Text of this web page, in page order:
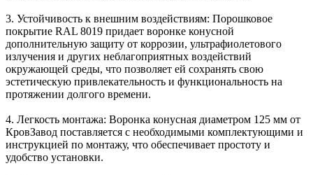
3. Устойчивость к внешним воздействиям: Порошковое
покрытие RAL 8019 придает воронке конусной
дополнительную защиту от коррозии, ультрафиолетового
излучения и других неблагоприятных воздействий
окружающей среды, что позволяет ей сохранять свою
эстетическую привлекательность и функциональность на
протяжении долгого времени.
4. Легкость монтажа: Воронка конусная диаметром 125 мм от
КровЗавод поставляется с необходимыми комплектующими и
инструкцией по монтажу, что обеспечивает простоту и
удобство установки.